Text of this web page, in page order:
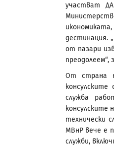
участват
дестинация.
от пазари
преодолеем“,
От страна
служба
консулските
технически
МВнР вече е
служби,